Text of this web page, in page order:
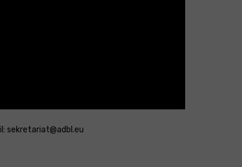
sekretariat@adbl.eu